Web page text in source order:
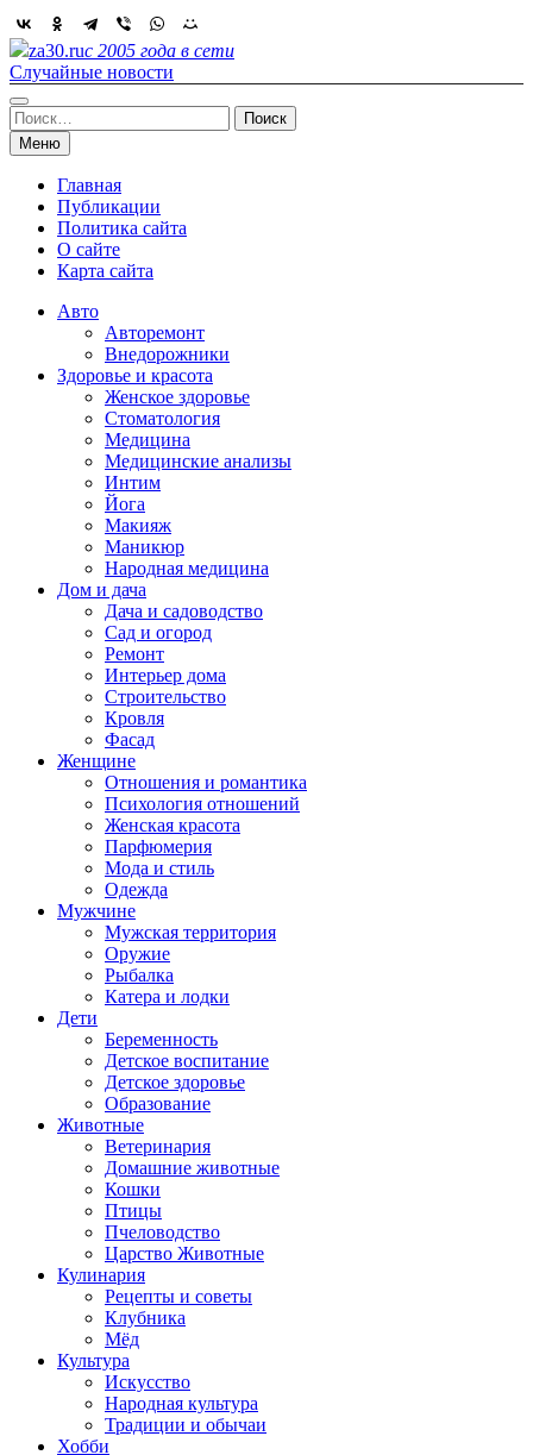
Skip
to
content
za30.ruс 2005 года в сети
Случайные новости
Найти:
Меню
Главная
Публикации
Политика сайта
О сайте
Карта сайта
Авто
Авторемонт
Внедорожники
Здоровье и красота
Женское здоровье
Стоматология
Медицина
Медицинские анализы
Интим
Йога
Макияж
Маникюр
Народная медицина
Дом и дача
Дача и садоводство
Сад и огород
Ремонт
Интерьер дома
Строительство
Кровля
Фасад
Женщине
Отношения и романтика
Психология отношений
Женская красота
Парфюмерия
Мода и стиль
Одежда
Мужчине
Мужская территория
Оружие
Рыбалка
Катера и лодки
Дети
Беременность
Детское воспитание
Детское здоровье
Образование
Животные
Ветеринария
Домашние животные
Кошки
Птицы
Пчеловодство
Царство Животные
Кулинария
Рецепты и советы
Клубника
Мёд
Культура
Искусство
Народная культура
Традиции и обычаи
Хобби